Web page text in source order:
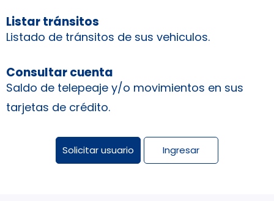
Listar tránsitos
Listado de tránsitos de sus vehiculos.
Consultar cuenta
Saldo de telepeaje y/o movimientos en sus
tarjetas de crédito.
Solicitar usuario Ingresar